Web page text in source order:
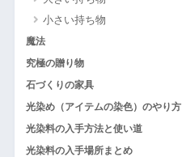
小さい持ち物
魔法
究極の贈り物
石づくりの家具
光染め（アイテムの染色）のやり方
光染料の入手方法と使い道
光染料の入手場所まとめ